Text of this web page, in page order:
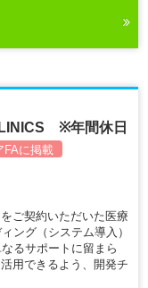
※年間休日
FAに掲載
ご契約いただいた医療
ング（システム導入）
るサポートに留まら
用できるよう、開発チ